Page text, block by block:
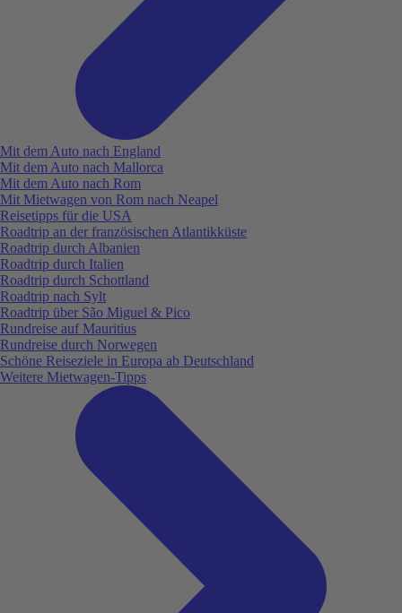
Mit dem Auto nach England
Mit dem Auto nach Mallorca
Mit dem Auto nach Rom
Mit Mietwagen von Rom nach Neapel
Reisetipps für die USA
Roadtrip an der französischen Atlantikküste
Roadtrip durch Albanien
Roadtrip durch Italien
Roadtrip durch Schottland
Roadtrip nach Sylt
Roadtrip über São Miguel & Pico
Rundreise auf Mauritius
Rundreise durch Norwegen
Schöne Reiseziele in Europa ab Deutschland
Weitere Mietwagen-Tipps